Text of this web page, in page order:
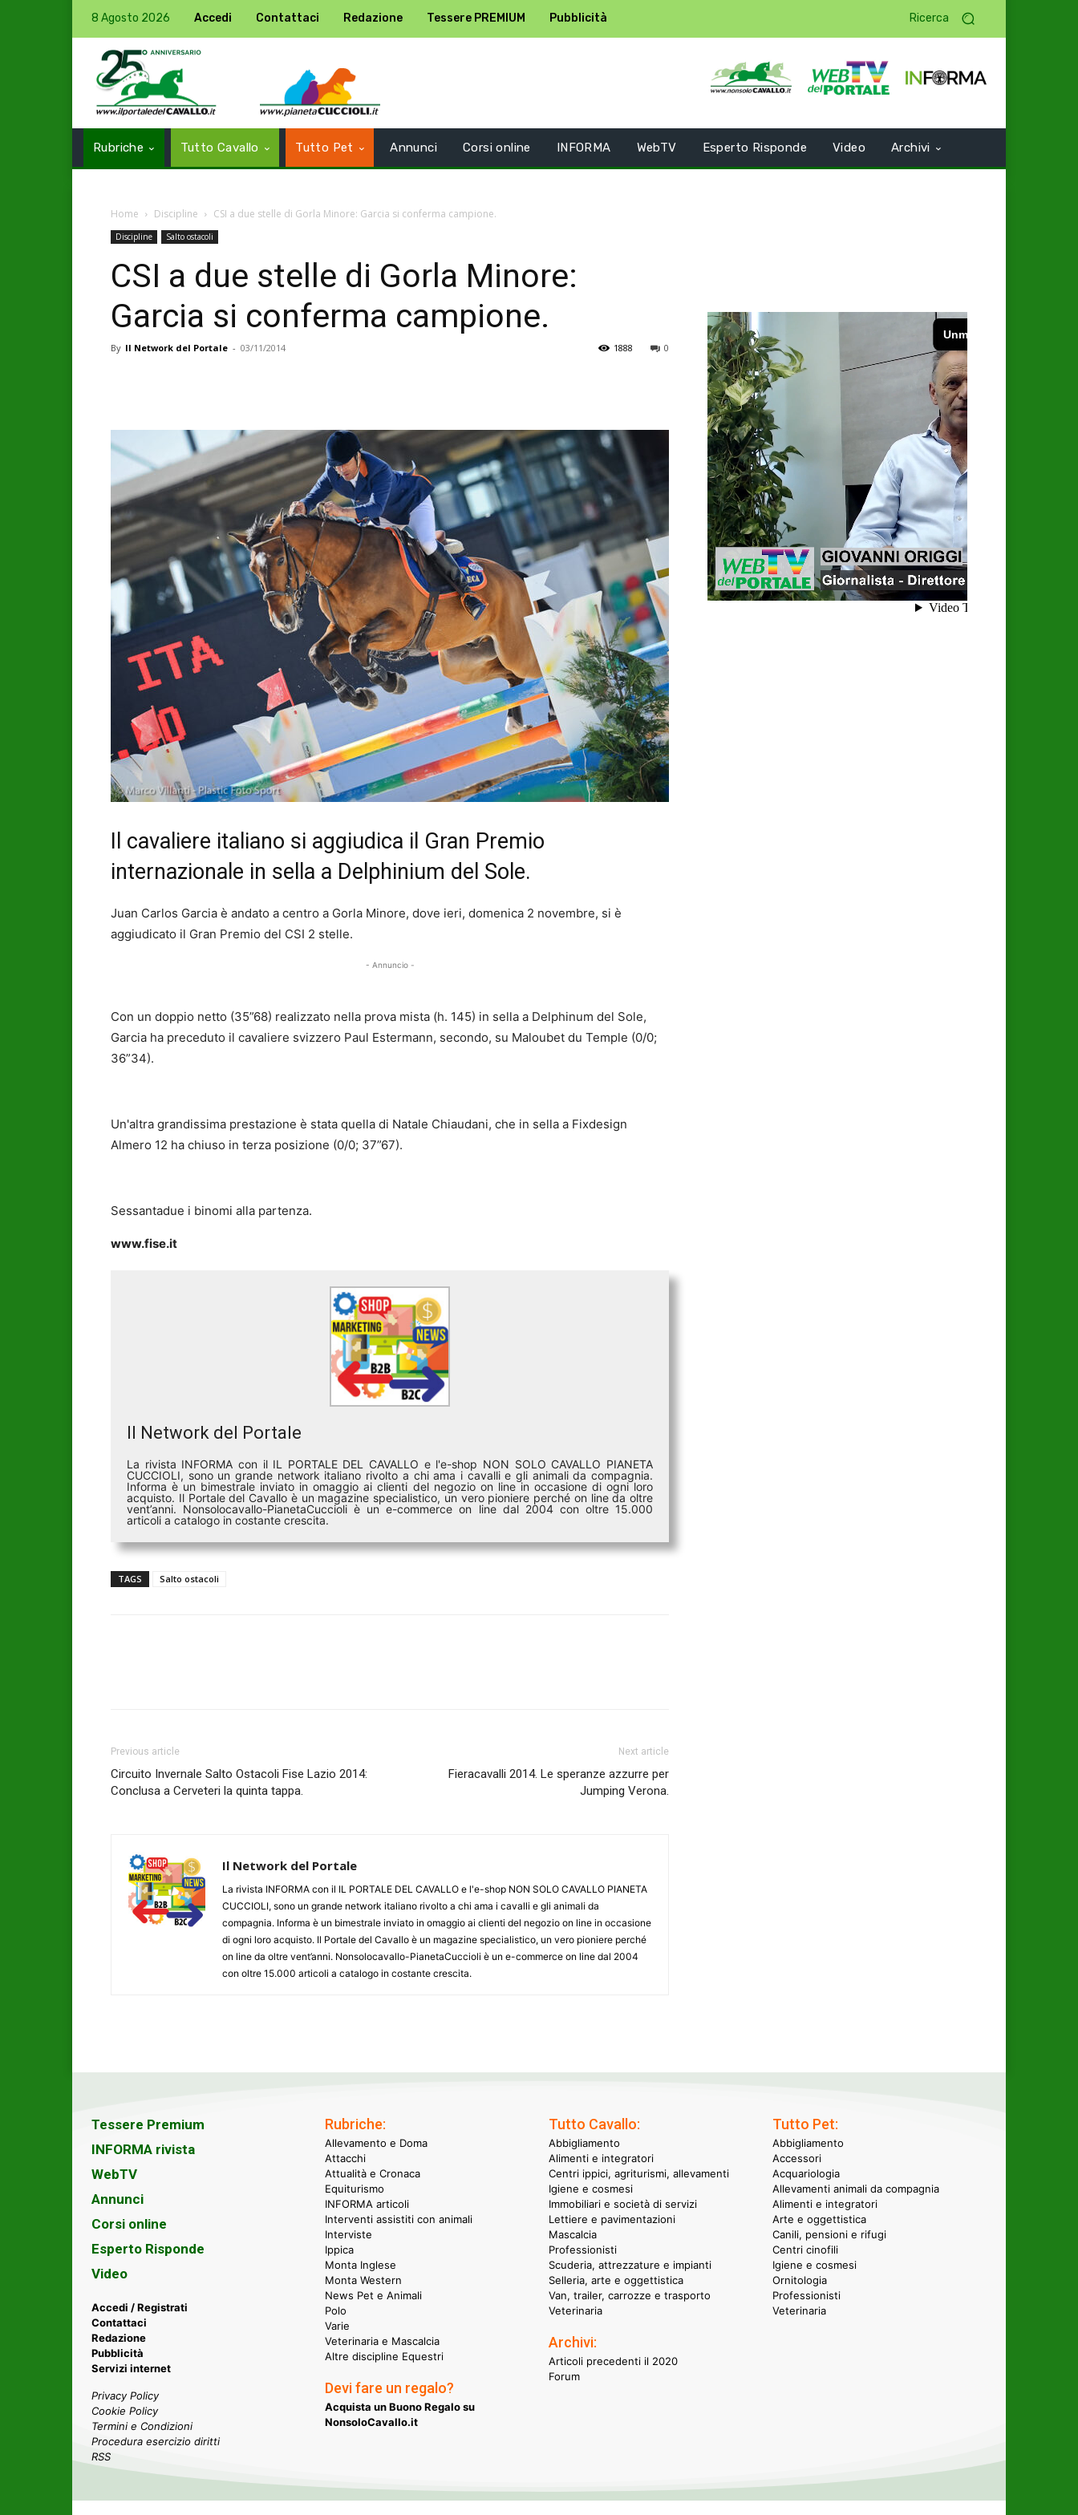
8 Agosto 2026 Accedi Contattaci Redazione Tessere PREMIUM Pubblicità Ricerca
Rubriche Tutto Cavallo Tutto Pet Annunci Corsi online INFORMA WebTV Esperto Risponde Video Archivi
Home Discipline CSI a due stelle di Gorla Minore: Garcia si conferma campione.
Discipline Salto ostacoli
CSI a due stelle di Gorla Minore:
Garcia si conferma campione.
By Il Network del Portale - 03/11/2014 0
1888
Il cavaliere italiano si aggiudica il Gran Premio
internazionale in sella a Delphinium del Sole.
Juan Carlos Garcia è andato a centro a Gorla Minore, dove ieri, domenica 2 novembre, si è
aggiudicato il Gran Premio del CSI 2 stelle.
- Annuncio -
Con un doppio netto (35”68) realizzato nella prova mista (h. 145) in sella a Delphinum del Sole,
Garcia ha preceduto il cavaliere svizzero Paul Estermann, secondo, su Maloubet du Temple (0/0;
36”34).
Un'altra grandissima prestazione è stata quella di Natale Chiaudani, che in sella a Fixdesign
Almero 12 ha chiuso in terza posizione (0/0; 37”67).
Sessantadue i binomi alla partenza.
www.fise.it
Il Network del Portale
La rivista INFORMA con il IL PORTALE DEL CAVALLO e l'e-shop NON SOLO CAVALLO PIANETA
CUCCIOLI, sono un grande network italiano rivolto a chi ama i cavalli e gli animali da compagnia.
Informa è un bimestrale inviato in omaggio ai clienti del negozio on line in occasione di ogni loro
acquisto. Il Portale del Cavallo è un magazine specialistico, un vero pioniere perché on line da oltre
vent’anni. Nonsolocavallo-PianetaCuccioli è un e-commerce on line dal 2004 con oltre 15.000
articoli a catalogo in costante crescita.
TAGS Salto ostacoli
Previous article
Circuito Invernale Salto Ostacoli Fise Lazio 2014:
Conclusa a Cerveteri la quinta tappa.
Next article
Fieracavalli 2014. Le speranze azzurre per
Jumping Verona.
Il Network del Portale
La rivista INFORMA con il IL PORTALE DEL CAVALLO e l'e-shop NON SOLO CAVALLO PIANETA
CUCCIOLI, sono un grande network italiano rivolto a chi ama i cavalli e gli animali da
compagnia. Informa è un bimestrale inviato in omaggio ai clienti del negozio on line in occasione
di ogni loro acquisto. Il Portale del Cavallo è un magazine specialistico, un vero pioniere perché
on line da oltre vent’anni. Nonsolocavallo-PianetaCuccioli è un e-commerce on line dal 2004
con oltre 15.000 articoli a catalogo in costante crescita.
Tessere Premium
INFORMA rivista
WebTV
Annunci
Corsi online
Esperto Risponde
Video
Accedi / Registrati
Contattaci
Redazione
Pubblicità
Servizi internet
Privacy Policy
Cookie Policy
Termini e Condizioni
Procedura esercizio diritti
RSS
Rubriche:
Allevamento e Doma
Attacchi
Attualità e Cronaca
Equiturismo
INFORMA articoli
Interventi assistiti con animali
Interviste
Ippica
Monta Inglese
Monta Western
News Pet e Animali
Polo
Varie
Veterinaria e Mascalcia
Altre discipline Equestri
Devi fare un regalo?
Acquista un Buono Regalo su
NonsoloCavallo.it
Tutto Cavallo:
Abbigliamento
Alimenti e integratori
Centri ippici, agriturismi, allevamenti
Igiene e cosmesi
Immobiliari e società di servizi
Lettiere e pavimentazioni
Mascalcia
Professionisti
Scuderia, attrezzature e impianti
Selleria, arte e oggettistica
Van, trailer, carrozze e trasporto
Veterinaria
Archivi:
Articoli precedenti il 2020
Forum
Tutto Pet:
Abbigliamento
Accessori
Acquariologia
Allevamenti animali da compagnia
Alimenti e integratori
Arte e oggettistica
Canili, pensioni e rifugi
Centri cinofili
Igiene e cosmesi
Ornitologia
Professionisti
Veterinaria